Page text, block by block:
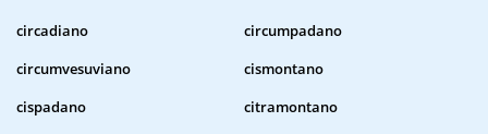
circadiano
circumpadano
circumvesuviano
cismontano
cispadano
citramontano